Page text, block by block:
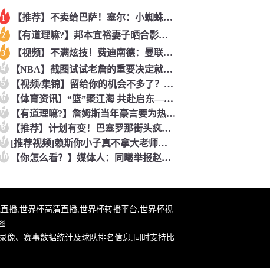
1 【推荐】不卖给巴萨！塞尔：小蜘蛛最可能去阿森纳 马竞能得到约
2 【有道理嘛?】邦本宜裕妻子晒合影庆生：逐渐适应在中国的生活，
3 【视频】不满炫技！费迪南德：曼联时期范尼曾对C罗说“你就该去
4 【NBA】截图试试老詹的重要决定就交给吧友们了~
5 【视频/集锦】留给你的机会不多了？阿芳能否找回巅峰期的状态？
6 【体育资讯】“篮”聚江海 共赴启东——2026年CBA夏季联
7 【有道理嘛?】詹姆斯当年豪言要为热火带来7冠？韦德曾谈：不会
8 【推荐】计划有变！巴塞罗那街头疯狂庆祝世界杯，高喊我是西班牙
9 [推荐视频]赖斯你小子真不拿大老师当外人！一见面就拥抱单手搭
10 【你怎么看？】媒体人：同曦举报赵柏清没毛病 切实维护自身利益
播,世界杯高清直播,世界杯转播平台,世界杯视
像、赛事数据统计及球队排名信息,同时支持比